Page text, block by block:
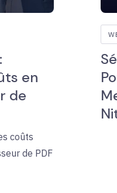
en
de
coûts
de PDF